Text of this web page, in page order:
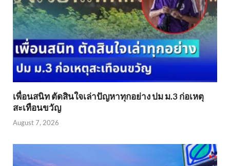
เพื่อนสนิท ตัดสินใจเล่าปัญหาทุกอย่าง ปม ม.3 ก่อเหตุ
สะเทือนขวัญ
August 7, 2026